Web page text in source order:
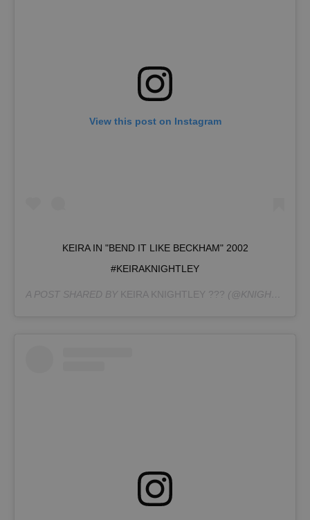
View this post on Instagram
KEIRA IN "BEND IT LIKE BECKHAM" 2002
#KEIRAKNIGHTLEY
A POST SHARED BY KEIRA KNIGHTLEY ??? (@KNIGHTLEY.KEIRA) ON